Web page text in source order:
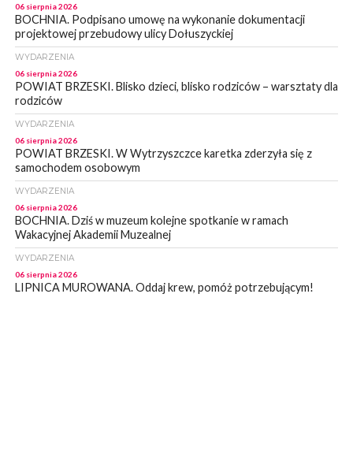
06 sierpnia 2026
BOCHNIA. Podpisano umowę na wykonanie dokumentacji
projektowej przebudowy ulicy Dołuszyckiej
WYDARZENIA
06 sierpnia 2026
POWIAT BRZESKI. Blisko dzieci, blisko rodziców – warsztaty dla
rodziców
WYDARZENIA
06 sierpnia 2026
POWIAT BRZESKI. W Wytrzyszczce karetka zderzyła się z
samochodem osobowym
WYDARZENIA
06 sierpnia 2026
BOCHNIA. Dziś w muzeum kolejne spotkanie w ramach
Wakacyjnej Akademii Muzealnej
WYDARZENIA
06 sierpnia 2026
LIPNICA MUROWANA. Oddaj krew, pomóż potrzebującym!